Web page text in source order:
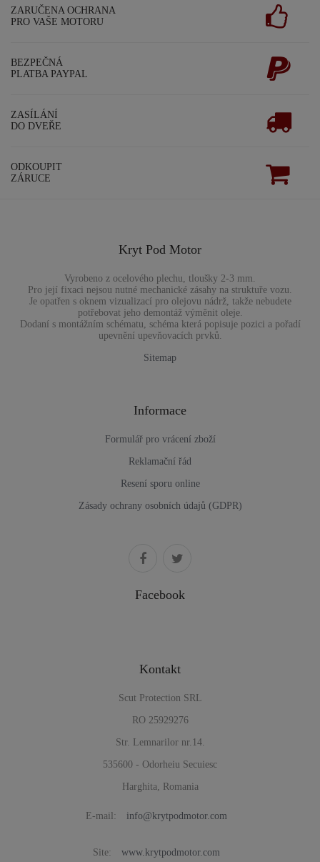
ZARUČENA OCHRANA
PRO VAŠE MOTORU
BEZPEČNÁ
PLATBA PAYPAL
ZASÍLÁNÍ
DO DVEŘE
ODKOUPIT
ZÁRUCE
Kryt Pod Motor
Vyrobeno z ocelového plechu, tloušky 2-3 mm.
Pro její fixaci nejsou nutné mechanické zásahy na struktuře vozu.
Je opatřen s oknem vizualizací pro olejovu nádrž, takže nebudete
potřebovat jeho demontáž výměnit oleje.
Dodaní s montážním schématu, schéma která popisuje pozici a pořadí
upevnění upevňovacích prvků.
Sitemap
Informace
Formulář pro vrácení zboží
Reklamační řád
Resení sporu online
Zásady ochrany osobních údajů (GDPR)
Facebook
Kontakt
Scut Protection SRL
RO 25929276
Str. Lemnarilor nr.14.
535600 - Odorheiu Secuiesc
Harghita, Romania
E-mail: info@krytpodmotor.com
Site: www.krytpodmotor.com